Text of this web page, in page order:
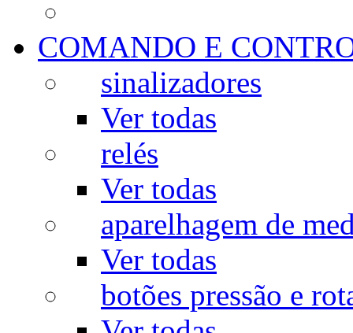
COMANDO E
sinalizadores
Ver todas
relés
Ver todas
aparelhagem de
Ver todas
botões pressão e